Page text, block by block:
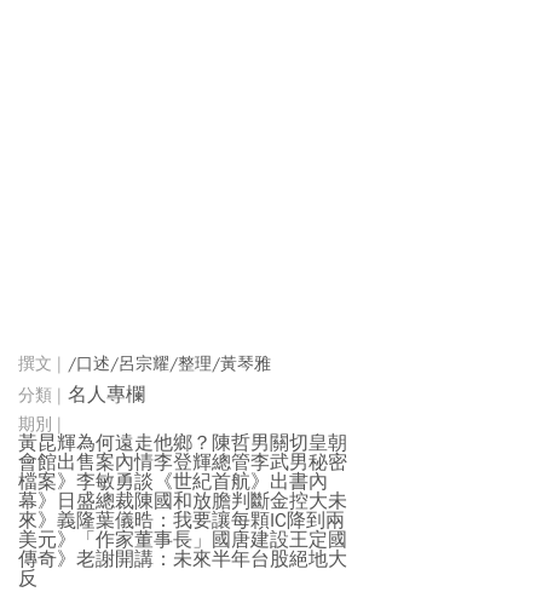
/口述/呂宗耀/整理/黃琴雅
名人專欄
黃昆輝為何遠走他鄉？陳哲男關切皇朝
會館出售案內情李登輝總管李武男秘密
檔案》李敏勇談《世紀首航》出書內
幕》日盛總裁陳國和放膽判斷金控大未
來》義隆葉儀晧：我要讓每顆IC降到兩
美元》「作家董事長」國唐建設王定國
傳奇》老謝開講：未來半年台股絕地大
反